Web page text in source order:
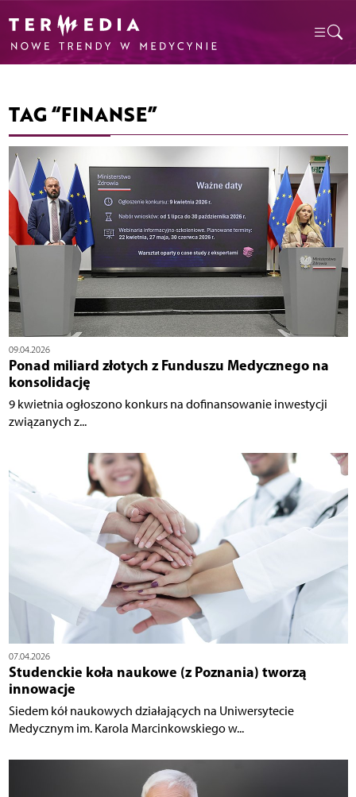
TAG “FINANSE”
09.04.2026
Ponad miliard złotych z Funduszu Medycznego na
konsolidację
9 kwietnia ogłoszono konkurs na dofinansowanie inwestycji
związanych z...
07.04.2026
Studenckie koła naukowe (z Poznania) tworzą
innowacje
Siedem kół naukowych działających na Uniwersytecie
Medycznym im. Karola Marcinkowskiego w...